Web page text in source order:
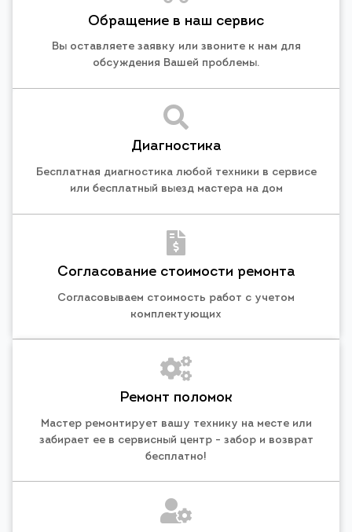
Обращение в наш сервис
Вы оставляете заявку или звоните к нам для
обсуждения Вашей проблемы.
Диагностика
Бесплатная диагностика любой техники в сервисе
или бесплатный выезд мастера на дом
Согласование стоимости ремонта
Согласовываем стоимость работ с учетом
комплектующих
Ремонт поломок
Мастер ремонтирует вашу технику на месте или
забирает ее в сервисный центр - забор и возврат
бесплатно!